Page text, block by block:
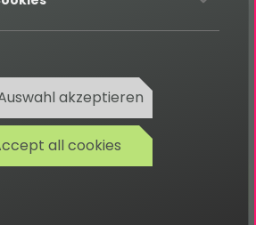
akzeptieren
all cookies